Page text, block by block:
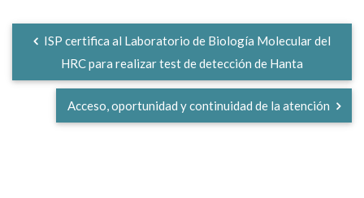
ISP certifica al Laboratorio de Biología Molecular del
HRC para realizar test de detección de Hanta
Acceso, oportunidad y continuidad de la atención